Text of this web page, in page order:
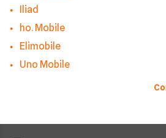
Iliad
ho. Mobile
Elimobile
Uno Mobile